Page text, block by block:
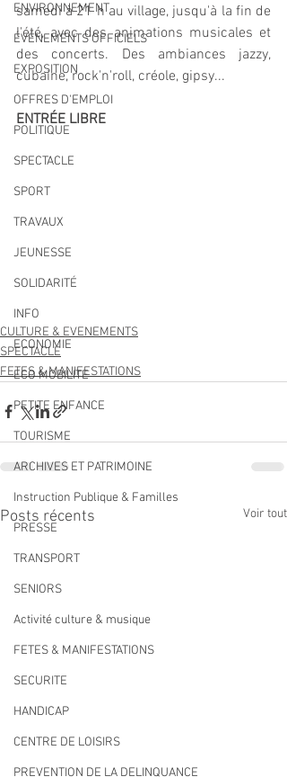
ENVIRONNEMENT
ÉVÉNEMENTS OFFICIELS
EXPOSITION
OFFRES D'EMPLOI
POLITIQUE
SPECTACLE
SPORT
TRAVAUX
JEUNESSE
SOLIDARITÉ
INFO
ECONOMIE
ECO MOBILITE
PETITE ENFANCE
TOURISME
ARCHIVES ET PATRIMOINE
Instruction Publique & Familles
PRESSE
TRANSPORT
SENIORS
Activité culture & musique
FETES & MANIFESTATIONS
SECURITE
HANDICAP
CENTRE DE LOISIRS
PREVENTION DE LA DELINQUANCE
samedi à 21 h au village, jusqu'à la fin de
l'été, avec des animations musicales et
des concerts. Des ambiances jazzy,
cubaine, rock'n'roll, créole, gipsy...
ENTRÉE LIBRE
CULTURE & EVENEMENTS
SPECTACLE
FETES & MANIFESTATIONS
Posts récents Voir tout